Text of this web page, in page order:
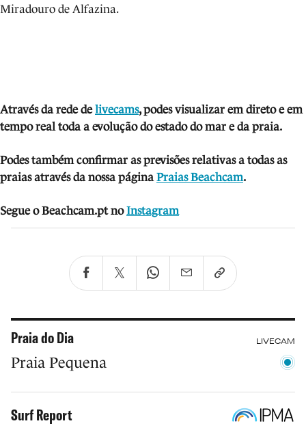
Miradouro de Alfazina.
Através da rede delivecams, podes visualizar em direto e em
tempo real toda a evolução do estado do mar e da praia.
Podes também confirmar as previsões relativas a todas as
praias através da nossa páginaPraias Beachcam.
Segue o Beachcam.pt no Instagram
Praia do Dia LIVECAM
Praia Pequena
Surf Report